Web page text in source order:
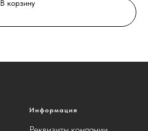
В корзину
Информация